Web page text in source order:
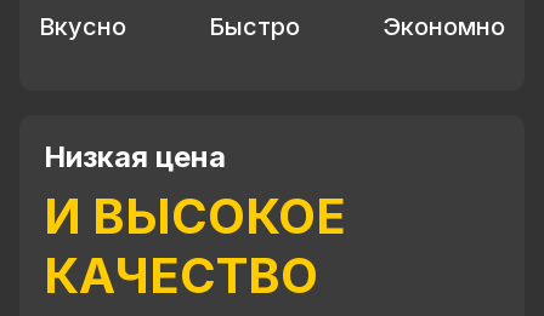
Вкусно Быстро Экономно
Низкая цена
И ВЫСОКОЕ
КАЧЕСТВО